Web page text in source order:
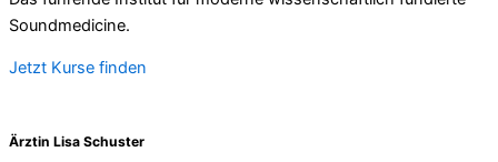
Soundmedicine.
Jetzt Kurse finden
Ärztin Lisa Schuster